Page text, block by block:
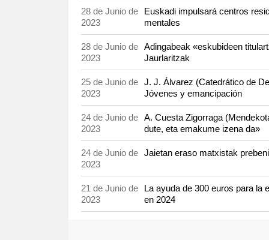
28 de Junio de
2023
Euskadi impulsará centros
mentales
28 de Junio de
2023
Adingabeak «eskubideen
Jaurlaritzak
25 de Junio de
2023
J. J. Álvarez (Catedrático de
Jóvenes y emancipación
24 de Junio de
2023
A. Cuesta Zigorraga
dute, eta emakume izena da»
24 de Junio de
2023
Jaietan eraso matxistak
21 de Junio de
2023
La ayuda de 300 euros para la
en 2024